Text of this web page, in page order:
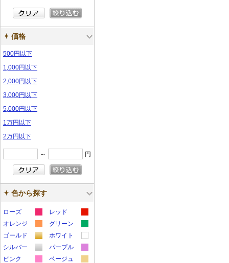
価格
500円以下
1,000円以下
2,000円以下
3,000円以下
5,000円以下
1万円以下
2万円以下
～ 円
色から探す
ローズ
カ
ラ
レッド
カ
ラ
オレンジ
カ
ラ
グリーン
カ
ラ
ゴールド
カ
ラ
ホワイト
カ
ラ
シルバー
カ
パープル
カ
ピンク ベージュ